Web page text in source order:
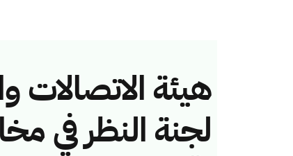
هيئة الاتصالات
لجنة النظر في